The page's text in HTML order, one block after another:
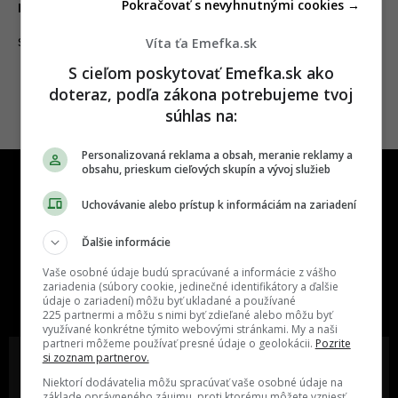
mestách zatvára svoje pobočky
SLOVENSKO
One time najzábavnejšie miesto na
slovenskom internete, next time
najzabávnejšie miesto na svete
Víta ťa Emefka.sk
S cieľom poskytovať Emefka.sk ako
doteraz, podľa zákona potrebujeme tvoj
súhlas na:
Personalizovaná reklama a obsah, meranie reklamy a
obsahu, prieskum cieľových skupín a vývoj služieb
Uchovávanie alebo prístup k informáciám na zariadení
Ďalšie informácie
Vaše osobné údaje budú spracúvané a informácie z vášho
zariadenia (súbory cookie, jedinečné identifikátory a ďalšie
údaje o zariadení) môžu byť ukladané a používané
225 partnermi a môžu s nimi byť zdieľané alebo môžu byť
využívané konkrétne týmito webovými stránkami. My a naši
partneri môžeme používať presné údaje o geolokácii. Pozrite
si zoznam partnerov.
Niektorí dodávatelia môžu spracúvať vaše osobné údaje na
Pokračovať s nevyhnutnými cookies →